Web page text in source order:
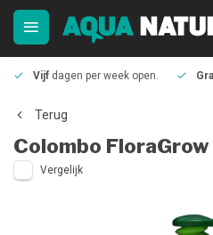
Vijf dagen per week open.
Terug
Colombo
Vergelijk